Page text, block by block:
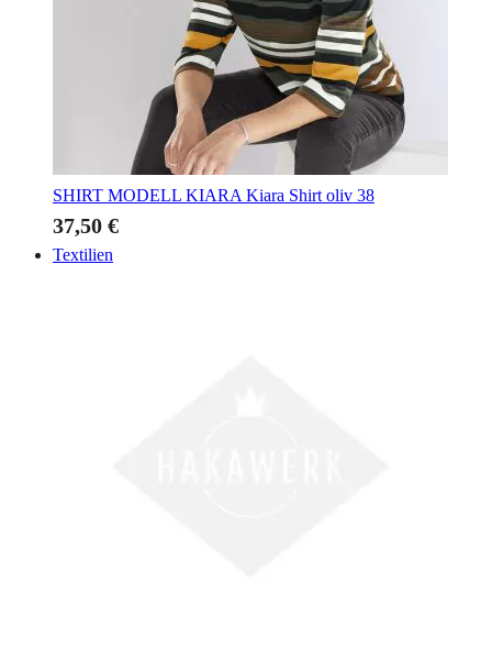
SHIRT MODELL KIARA Kiara Shirt oliv 38
37,50 €
Textilien